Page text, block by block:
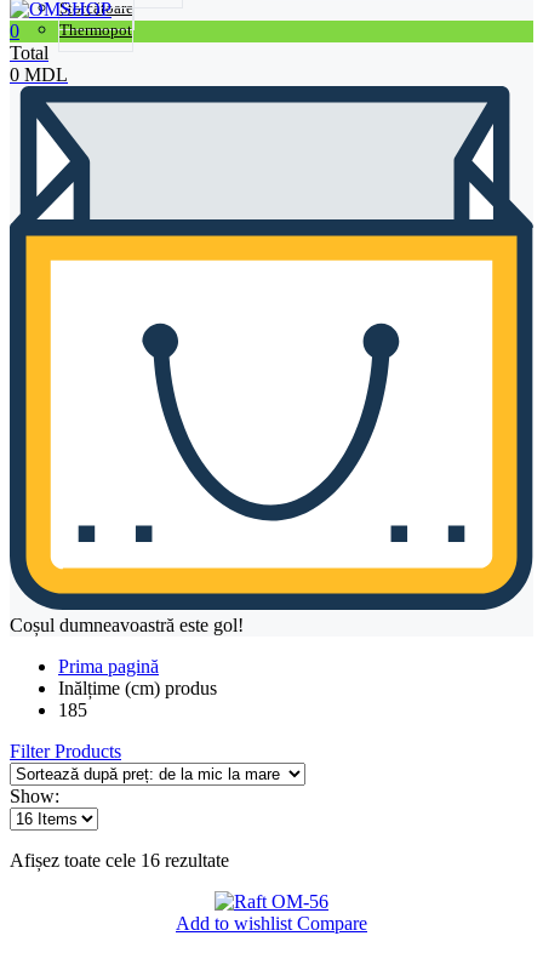
Storcătoare
Thermopot
0
Total
0 MDL
Coșul dumneavoastră este gol!
Prima pagină
Inălțime (cm) produs
185
Filter Products
Show:
Afișez toate cele 16 rezultateSortat
preț:
de
Add to wishlist Compare